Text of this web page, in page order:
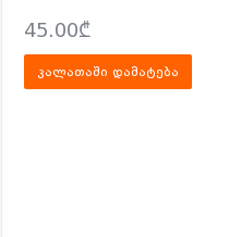
45.00₾
კალათაში დამატება